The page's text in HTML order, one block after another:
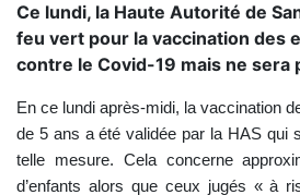
Ce lundi, la Haute Autorité de
feu vert pour la vaccination des
contre le Covid-19 mais ne sera
En ce lundi après-midi, la vaccination
de 5 ans a été validée par la HAS qui
telle mesure. Cela concerne
d’enfants alors que ceux jugés « à